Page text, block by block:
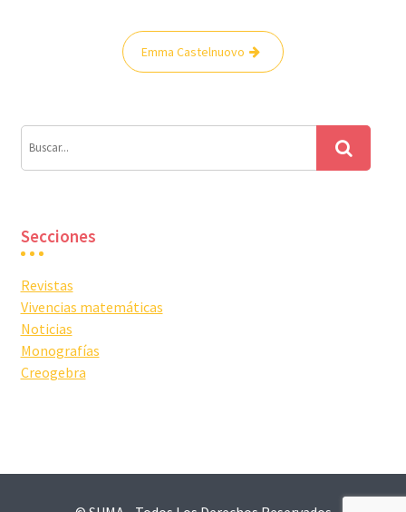
Navegación
Emma Castelnuovo
Secciones
Revistas
Vivencias matemáticas
Noticias
Monografías
Creogebra